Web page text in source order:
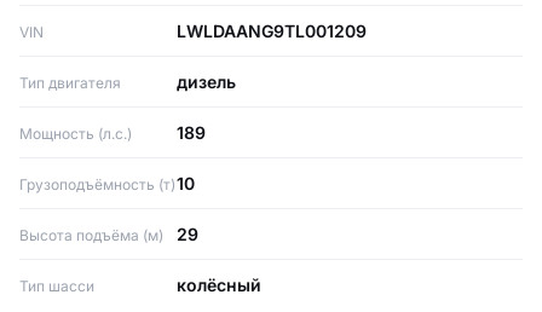
VIN LWLDAANG9TL001209
Тип двигателя дизель
Мощность (л.с.) 189
Грузоподъёмность (т)10
Высота подъёма (м) 29
Тип шасси колёсный